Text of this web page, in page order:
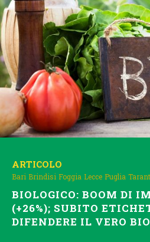
ARTICOLO
Bari Brindisi Foggia Lecce Puglia
BIOLOGICO: BOOM DI
(+26%); SUBITO
DIFENDERE IL VERO